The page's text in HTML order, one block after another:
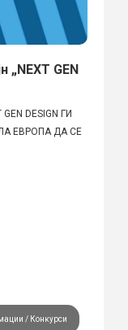
„NEXT GEN
DESIGN ГИ
ЕВРОПА ДА СЕ
Конкурси